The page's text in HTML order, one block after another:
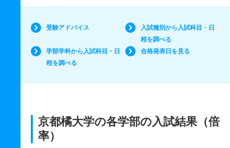
受験アドバイス
入試種別から入試科目・日
程を調べる
学部学科から入試科目・日
程を調べる
合格発表日を見る
京都橘大学の各学部の入試結果（倍
率）